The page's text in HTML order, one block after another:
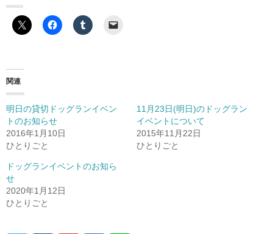
関連
明日の貸切ドッグランイベン
トのお知らせ
2016年1月10日
ひとりごと
11月23日(明日)のドッグラン
イベントについて
2015年11月22日
ひとりごと
ドッグランイベントのお知ら
せ
2020年1月12日
ひとりごと